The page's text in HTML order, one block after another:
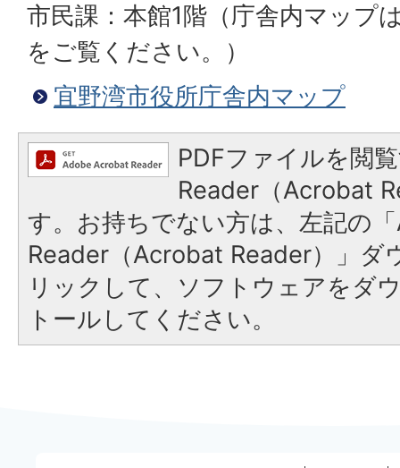
市民課：本館1階（庁舎内マップ
をご覧ください。）
宜野湾市役所庁舎内マップ
PDFファイルを閲
Reader（Acrobat
す。お持ちでない方は、左記の
Reader（Acrobat Reader）」ダ
リックして、ソフトウェアをダ
トールしてください。